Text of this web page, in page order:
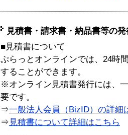
見積書・請求書・納品書等の
■見積書について
ぷらっとオンラインでは、24時
することができます。
※オンライン見積書発行には、
要です。
⇒一般法人会員（BizID）の詳細
⇒ 見積書について詳細はこちら